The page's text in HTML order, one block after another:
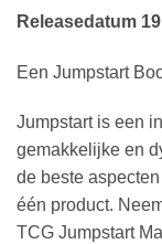
Releasedatum
Een Jumpstart
Jumpstart is een
gemakkelijke en
de beste
één product.
TCG Jumpstart